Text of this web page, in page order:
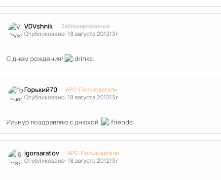
VDVshnik Заблокированные
Опубликовано:18 августа 201213 г
С днем рождения!
Горький70 APC-Пользователи
Опубликовано:18 августа 201213 г
Ильнур поздравляю с днюхой.
igorsaratov APC-Пользователи
Опубликовано:18 августа 201213 г